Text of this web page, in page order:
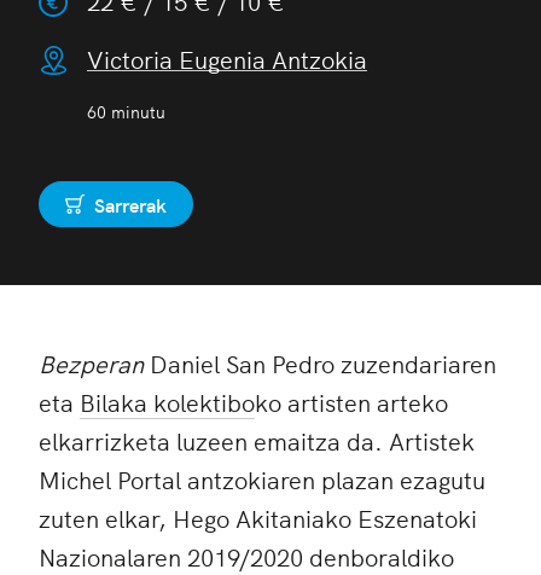
Victoria Eugenia Antzokia
60 minutu
ErosiSarrerak
BezperanDaniel San Pedro zuzendariaren
eta Bilaka kolektiboko artisten arteko
elkarrizketa luzeen emaitza da. Artistek
Michel Portal antzokiaren plazan ezagutu
zuten elkar, Hego Akitaniako Eszenatoki
Nazionalaren 2019/2020 denboraldiko